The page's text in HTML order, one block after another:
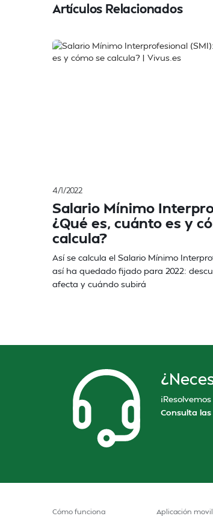
Artículos Relacionados
4/1/2022
Salario Mínimo
¿Qué es, cuánto es y
calcula?
Así se calcula el Salario Mínimo
así ha quedado fijado para 2022:
afecta y cuándo subirá
Consulta las
Cómo funciona Aplicación movil